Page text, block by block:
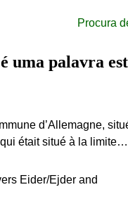
Procura
é uma palavra
d’Allemagne,
était situé à la limite…
Eider/Ejder and